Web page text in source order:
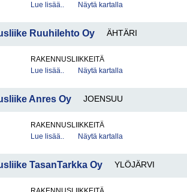
Lue lisää..
Näytä kartalla
Ruuhilehto Oy ÄHTÄRI
RAKENNUSLIIKKEITÄ
Lue lisää..
Näytä kartalla
Anres Oy JOENSUU
RAKENNUSLIIKKEITÄ
Lue lisää..
Näytä kartalla
TasanTarkka Oy YLÖJÄRVI